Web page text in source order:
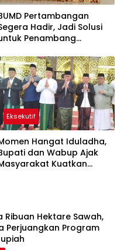
Pertambangan
Hadir, Jadi Solusi
Penambang
Eksekutif
Hangat Iduladha,
dan Wabup Ajak
Kuatkan
Ribuan Hektare Sawah,
Perjuangkan Program